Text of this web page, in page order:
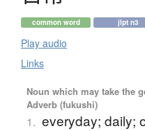
common word jlpt n3
Play audio
Links
Noun which may take the
Adverb (fukushi)
1. everyday; daily;